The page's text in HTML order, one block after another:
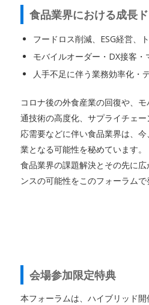
食品業界における成長
フードロス削減、ESG経営、
モバイルオーダー・DX接客
人手不足に伴う業務効率化・
コロナ後の外食産業の回復や、
通技術の高度化、サプライチェ
応需要などに伴い食品業界は、
業となる可能性を秘めています。
食品業界の課題解決とその先に
ンスの可能性をこのフォーラムで
会場参加限定特典
本フォーラムは、ハイブリッド